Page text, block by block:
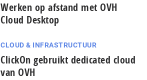
Werken op afstand met OVH
Cloud Desktop
CLOUD & INFRASTRUCTUUR
ClickOn gebruikt dedicated cloud
van OVH